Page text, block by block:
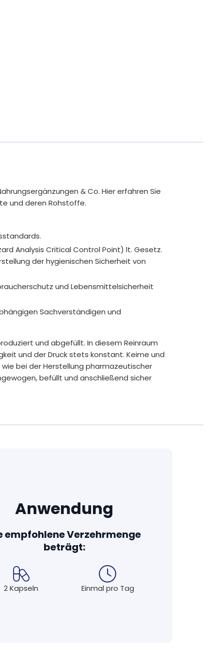
1,4 mg
50 µg 100 %
80 mg 100 %
VO (EU) Nr. 1169/2011 pro Tagesdosis
& Co. Hier erfahren Sie
und deren Rohstoffe.
Analysis Critical Control Point) lt. Gesetz.
der hygienischen Sicherheit von
und Lebensmittelsicherheit
Sachverständigen und
und abgefüllt. In diesem Reinraum
und der Druck stets konstant. Keime und
bei der Herstellung pharmazeutischer
befüllt und anschließend sicher
Kraft und Verträglichkeit der Wirkstoffe
sind frei von
Allergenen.
von unabhängigen und akkreditierten
auf die Sie sich verlassen können. Fast alle
geeignet. Bei den wenigen Produkten, bei
Anwendung
empfohlene Verzehrmenge
beträgt:
2 Kapseln Einmal pro Tag